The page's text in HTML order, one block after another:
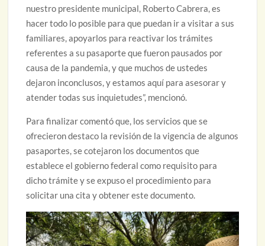
nuestro presidente municipal, Roberto Cabrera, es
hacer todo lo posible para que puedan ir a visitar a sus
familiares, apoyarlos para reactivar los trámites
referentes a su pasaporte que fueron pausados por
causa de la pandemia, y que muchos de ustedes
dejaron inconclusos, y estamos aquí para asesorar y
atender todas sus inquietudes”, mencionó.
Para finalizar comentó que, los servicios que se
ofrecieron destaco la revisión de la vigencia de algunos
pasaportes, se cotejaron los documentos que
establece el gobierno federal como requisito para
dicho trámite y se expuso el procedimiento para
solicitar una cita y obtener este documento.